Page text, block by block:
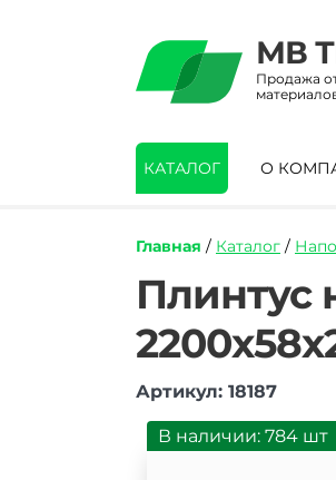
МВ
Продажа
КАТАЛОГ О
Главная / Каталог /
https://mvtrade.ru/
napolnyj-
line-
plast-
l036-
dub-
magnatskij-
2200h58h22-
Плинтус
Артикул: 18187
В наличии: 784 шт